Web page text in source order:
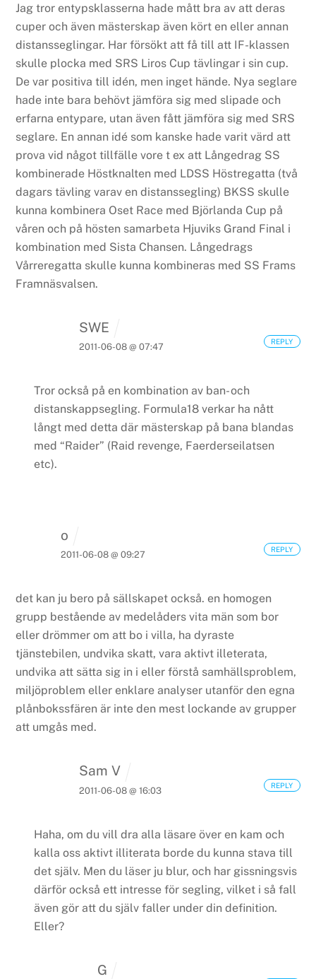
Jag tror entypsklasserna hade mått bra av att deras
cuper och även mästerskap även kört en eller annan
distansseglingar. Har försökt att få till att IF-klassen
skulle plocka med SRS Liros Cup tävlingar i sin cup.
De var positiva till idén, men inget hände. Nya seglare
hade inte bara behövt jämföra sig med slipade och
erfarna entypare, utan även fått jämföra sig med SRS
seglare. En annan idé som kanske hade varit värd att
prova vid något tillfälle vore t ex att Långedrag SS
kombinerade Höstknalten med LDSS Höstregatta (två
dagars tävling varav en distanssegling) BKSS skulle
kunna kombinera Oset Race med Björlanda Cup på
våren och på hösten samarbeta Hjuviks Grand Final i
kombination med Sista Chansen. Långedrags
Vårreregatta skulle kunna kombineras med SS Frams
Framnäsvalsen.
SWE
2011-06-08 @ 07:47
Tror också på en kombination av ban- och
distanskappsegling. Formula18 verkar ha nått
långt med detta där mästerskap på bana blandas
med “Raider” (Raid revenge, Faerderseilatsen
etc).
REPLY
o
2011-06-08 @ 09:27
det kan ju bero på sällskapet också. en homogen
grupp bestående av medelåders vita män som bor
eller drömmer om att bo i villa, ha dyraste
tjänstebilen, undvika skatt, vara aktivt illeterata,
undvika att sätta sig in i eller förstå samhällsproblem,
miljöproblem eller enklare analyser utanför den egna
plånbokssfären är inte den mest lockande av grupper
att umgås med.
REPLY
Sam V
2011-06-08 @ 16:03
Haha, om du vill dra alla läsare över en kam och
kalla oss aktivt illiterata borde du kunna stava till
det själv. Men du läser ju blur, och har gissningsvis
därför också ett intresse för segling, vilket i så fall
även gör att du själv faller under din definition.
Eller?
REPLY
G